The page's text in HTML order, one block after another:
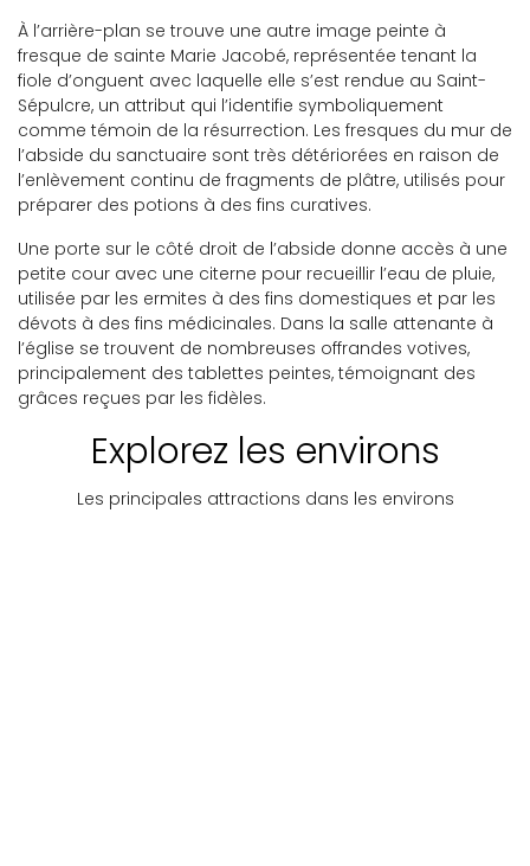
À l’arrière-plan se trouve une autre image peinte à
fresque de sainte Marie Jacobé, représentée tenant la
fiole d’onguent avec laquelle elle s’est rendue au Saint-
Sépulcre, un attribut qui l’identifie symboliquement
comme témoin de la résurrection. Les fresques du mur de
l’abside du sanctuaire sont très détériorées en raison de
l’enlèvement continu de fragments de plâtre, utilisés pour
préparer des potions à des fins curatives.
Une porte sur le côté droit de l’abside donne accès à une
petite cour avec une citerne pour recueillir l’eau de pluie,
utilisée par les ermites à des fins domestiques et par les
dévots à des fins médicinales. Dans la salle attenante à
l’église se trouvent de nombreuses offrandes votives,
principalement des tablettes peintes, témoignant des
grâces reçues par les fidèles.
Explorez les environs
Les principales attractions dans les environs